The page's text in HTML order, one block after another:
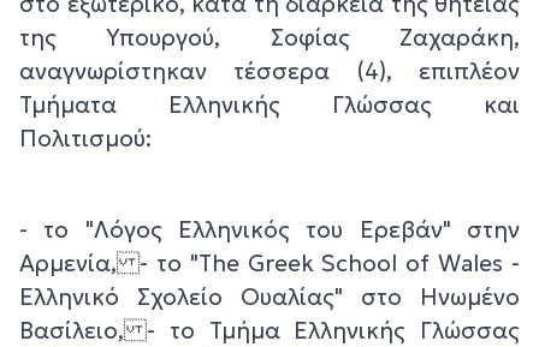
της Υπουργού, Σοφίας Ζαχαράκη,
αναγνωρίστηκαν τέσσερα (4), επιπλέον
Τμήματα Ελληνικής Γλώσσας και
Πολιτισμού:
- το "Λόγος Ελληνικός του Ερεβάν" στην
Αρμενία, - το "The Greek School of Wales -
Ελληνικό Σχολείο Ουαλίας" στο Ηνωμένο
Βασίλειο, - το Τμήμα Ελληνικής Γλώσσας